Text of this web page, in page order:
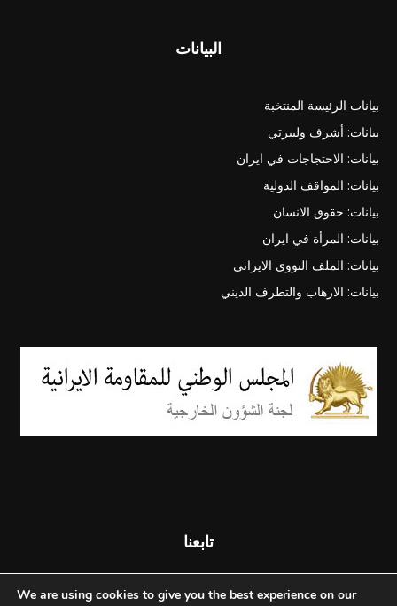
البيانات
بيانات الرئيسة المنتخبة
بيانات: أشرف وليبرتي
بيانات: الاحتجاجات في ايران
بيانات: المواقف الدولية
بيانات: حقوق الانسان
بيانات: المرأة في ايران
بيانات: الملف النووي الايراني
بيانات: الارهاب والتطرف الديني
تابعنا
We are using cookies to give you the best experience on our